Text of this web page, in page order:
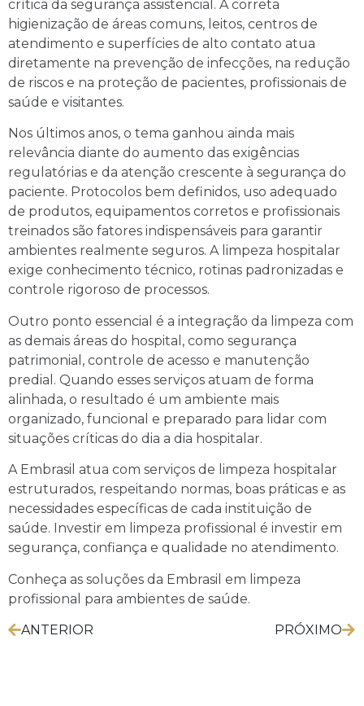
crítica da segurança assistencial. A correta
higienização de áreas comuns, leitos, centros de
atendimento e superfícies de alto contato atua
diretamente na prevenção de infecções, na redução
de riscos e na proteção de pacientes, profissionais de
saúde e visitantes.
Nos últimos anos, o tema ganhou ainda mais
relevância diante do aumento das exigências
regulatórias e da atenção crescente à segurança do
paciente. Protocolos bem definidos, uso adequado
de produtos, equipamentos corretos e profissionais
treinados são fatores indispensáveis para garantir
ambientes realmente seguros. A limpeza hospitalar
exige conhecimento técnico, rotinas padronizadas e
controle rigoroso de processos.
Outro ponto essencial é a integração da limpeza com
as demais áreas do hospital, como segurança
patrimonial, controle de acesso e manutenção
predial. Quando esses serviços atuam de forma
alinhada, o resultado é um ambiente mais
organizado, funcional e preparado para lidar com
situações críticas do dia a dia hospitalar.
A Embrasil atua com serviços de limpeza hospitalar
estruturados, respeitando normas, boas práticas e as
necessidades específicas de cada instituição de
saúde. Investir em limpeza profissional é investir em
segurança, confiança e qualidade no atendimento.
Conheça as soluções da Embrasil em limpeza
profissional para ambientes de saúde.
ANTERIOR PRÓXIMO